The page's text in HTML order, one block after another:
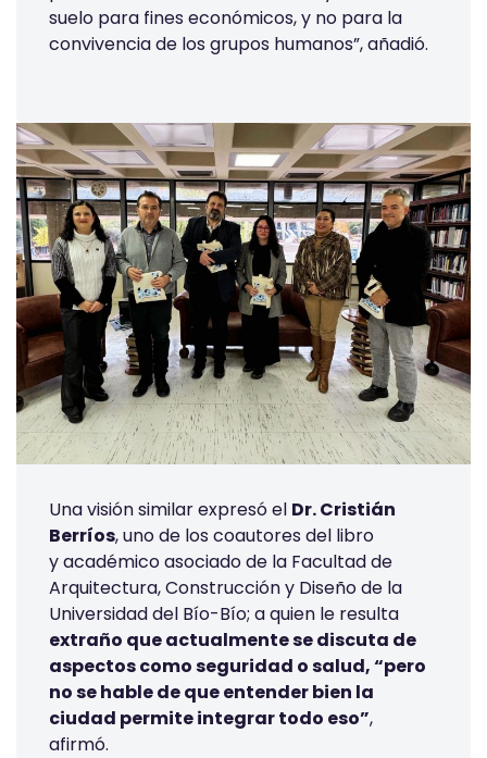
suelo para fines económicos, y no para la
convivencia de los grupos humanos”, añadió.
Una visión similar expresó el Dr. Cristián
Berríos,uno de los coautores del libro
y académico asociado de la Facultad de
Arquitectura, Construcción y Diseño de la
Universidad del Bío-Bío; a quien le resulta
extraño que actualmente se discuta de
aspectos como seguridad o salud, “pero
no se hable de que entender bien la
ciudad permite integrar todo eso”,
afirmó.